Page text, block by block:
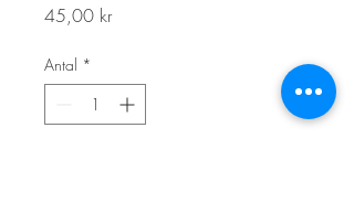
45,00 krPris
Antal *